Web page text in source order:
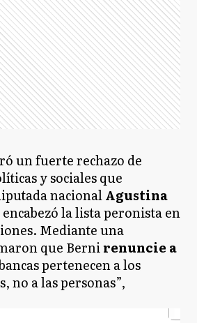
un fuerte rechazo de
y sociales que
nacionalAgustina
la lista peronista en
Mediante una
que Bernirenuncie a
pertenecen a los
no a las personas”,